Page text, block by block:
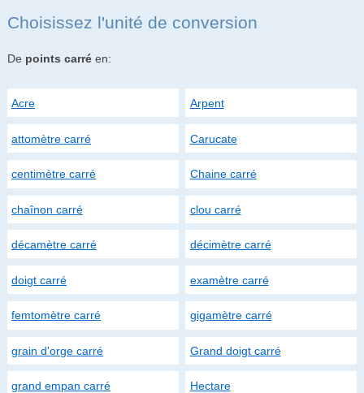
Choisissez l'unité de conversion
De points carréen:
Acre Arpent
attomètre carré Carucate
centimètre carré Chaine carré
chaînon carré clou carré
décamètre carré décimètre carré
doigt carré examètre carré
femtomètre carré gigamètre carré
grain d'orge carré Grand doigt carré
grand empan carré Hectare